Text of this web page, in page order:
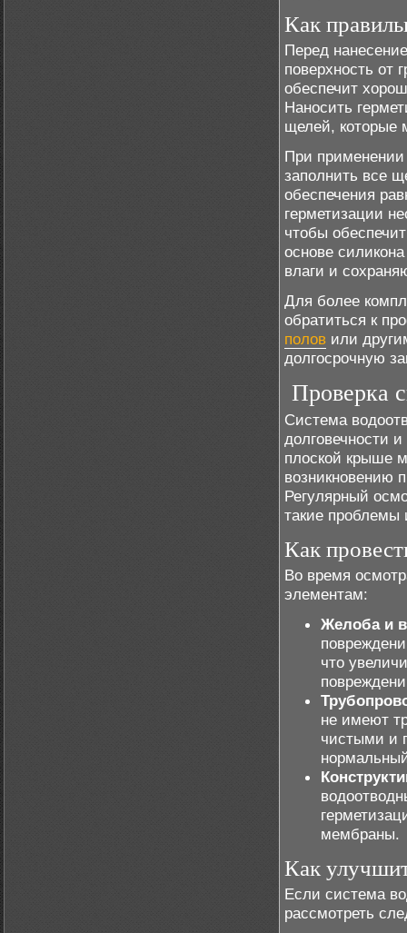
Как
Перед
поверхность от
обеспечит
Наносить
щелей, которые
При применении
заполнить все
обеспечения
герметизации
чтобы
основе
влаги и
Для более
обратиться к
полов или
долгосрочную
Проверка
Система
долговечности
плоской крыше
возникновению
Регулярный
такие
Как
Во время
элементам:
Желоба и
что
не имеют
чистыми и
мембраны.
Как
Если система
рассмотреть